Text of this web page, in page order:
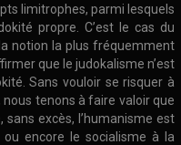
limitrophes, parmi lesquels
propre. C’est le cas du
notion la plus fréquemment
que le judokalisme n’est
Sans vouloir se risquer à
tenons à faire valoir que
sans excès, l’humanisme est
encore le socialisme à la